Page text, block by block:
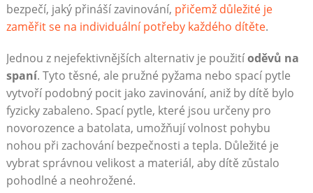
bezpečí, jaký přináší zavinování, přičemž důležité je
zaměřit se na individuální potřeby každého dítěte.
Jednou z nejefektivnějších alternativ je použitíoděvů na
spaní. Tyto těsné, ale pružné pyžama nebo spací pytle
vytvoří podobný pocit jako zavinování, aniž by dítě bylo
fyzicky zabaleno. Spací pytle, které jsou určeny pro
novorozence a batolata, umožňují volnost pohybu
nohou při zachování bezpečnosti a tepla. Důležité je
vybrat správnou velikost a materiál, aby dítě zůstalo
pohodlné a neohrožené.